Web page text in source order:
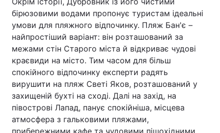
бірюзовими водами пропонує туристам ідеальні
умови для пляжного відпочинку. Пляж Бан'є –
найпростіший варіант: він розташований за
межами стін Старого міста й відкриває чудові
краєвиди на місто. Тим часом для більш
спокійного відпочинку експерти радять
вирушити на пляж Светі Яков, розташований у
захищеній бухті на сході. Далі на захід, на
півострові Лапад, панує спокійніша, місцева
атмосфера з гальковими пляжами,
прибережними кафе та чудовими пішохідними